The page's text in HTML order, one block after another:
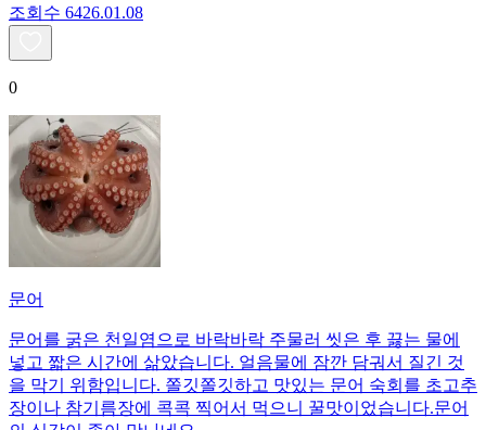
조회수 6426.01.08
0
문어
문어를 굵은 천일염으로 바락바락 주물러 씻은 후 끓는 물에
넣고 짧은 시간에 삶았습니다. 얼음물에 잠깐 담궈서 질긴 것
을 막기 위함입니다. 쫄깃쫄깃하고 맛있는 문어 숙회를 초고추
장이나 참기름장에 콕콕 찍어서 먹으니 꿀맛이었습니다.문어